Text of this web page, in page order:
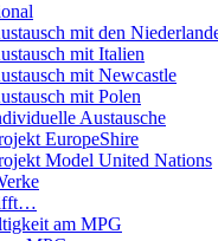
mit den
mit Italien
mit Newcastle
mit Polen
Austausche
EuropeShire
Model United Nations
am MPG